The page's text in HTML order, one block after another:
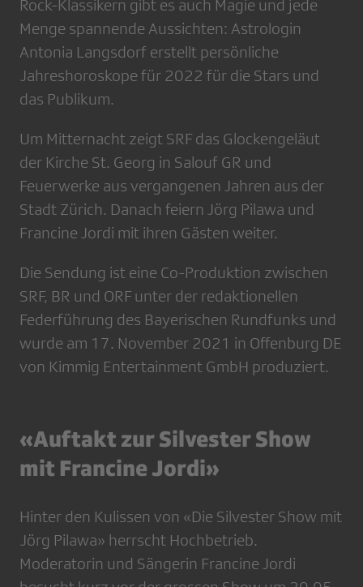
Rock-Klassikern gibt es auch Magie und jede
Menge spannende Aussichten: Astrologin
Antonia Langsdorf erstellt persönliche
Jahreshoroskope für 2022 für die Stars und
das Publikum.
Um Mitternacht zeigt SRF das Glockengeläut
der Kirche St. Georg in Salouf GR und
Feuerwerke aus vergangenen Jahren aus der
Stadt Zürich. Danach feiern Jörg Pilawa und
Francine Jordi mit ihren Gästen weiter.
Die Sendung ist eine Co-Produktion zwischen
SRF, BR und ORF unter der redaktionellen
Federführung des Bayerischen Rundfunks und
wurde am 17. November 2021 in Offenburg DE
von Kimmig Entertainment GmbH produziert.
«Auftakt zur Silvester Show
mit Francine Jordi»
Hinter den Kulissen von «Die Silvester Show mit
Jörg Pilawa» herrscht Hochbetrieb.
Moderatorin und Sängerin Francine Jordi